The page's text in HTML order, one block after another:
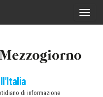
C
di informazione